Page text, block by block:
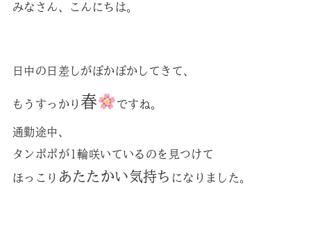
みなさん、こんにちは。
日中の日差しがぽかぽかしてきて、
もうすっかり 春 ですね。
通勤途中、
タンポポが1輪咲いているのを見つけて
ほっこり あたたかい気持ち になりました。